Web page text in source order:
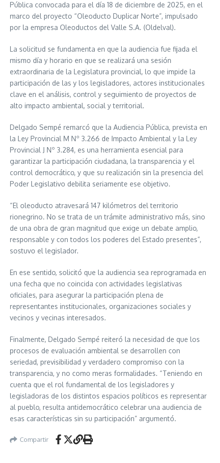
Pública convocada para el día 18 de diciembre de 2025, en el
marco del proyecto “Oleoducto Duplicar Norte”, impulsado
por la empresa Oleoductos del Valle S.A. (Oldelval).
La solicitud se fundamenta en que la audiencia fue fijada el
mismo día y horario en que se realizará una sesión
extraordinaria de la Legislatura provincial, lo que impide la
participación de las y los legisladores, actores institucionales
clave en el análisis, control y seguimiento de proyectos de
alto impacto ambiental, social y territorial.
Delgado Sempé remarcó que la Audiencia Pública, prevista en
la Ley Provincial M Nº 3.266 de Impacto Ambiental y la Ley
Provincial J Nº 3.284, es una herramienta esencial para
garantizar la participación ciudadana, la transparencia y el
control democrático, y que su realización sin la presencia del
Poder Legislativo debilita seriamente ese objetivo.
“El oleoducto atravesará 147 kilómetros del territorio
rionegrino. No se trata de un trámite administrativo más, sino
de una obra de gran magnitud que exige un debate amplio,
responsable y con todos los poderes del Estado presentes”,
sostuvo el legislador.
En ese sentido, solicitó que la audiencia sea reprogramada en
una fecha que no coincida con actividades legislativas
oficiales, para asegurar la participación plena de
representantes institucionales, organizaciones sociales y
vecinos y vecinas interesados.
Finalmente, Delgado Sempé reiteró la necesidad de que los
procesos de evaluación ambiental se desarrollen con
seriedad, previsibilidad y verdadero compromiso con la
transparencia, y no como meras formalidades. “Teniendo en
cuenta que el rol fundamental de los legisladores y
legisladoras de los distintos espacios políticos es representar
al pueblo, resulta antidemocrático celebrar una audiencia de
esas características sin su participación” argumentó.
Compartir